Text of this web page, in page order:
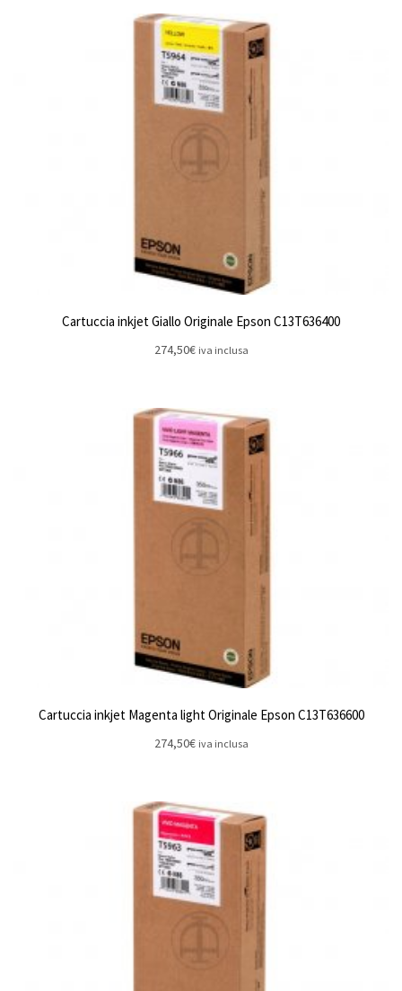
Cartuccia inkjet Giallo Originale Epson C13T636400
274,50€ iva inclusa
Cartuccia inkjet Magenta light Originale Epson C13T636600
274,50€ iva inclusa